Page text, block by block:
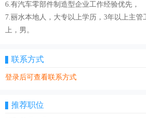
6.有汽车零部件制造型企业工作经验优先，
7.丽水本地人，大专以上学历，3年以上主管
上，男。
联系方式
登录后可查看联系方式
推荐职位